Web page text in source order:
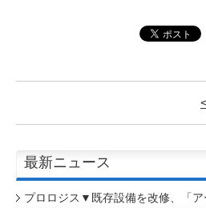
最新ニュース
プロロジス▼既存設備を改修、「